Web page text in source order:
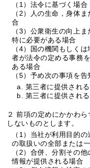
（1）法令に基づく場合
（2）人の生命，身体
合
（3）公衆衛生の向上
特に必要がある場合
（4）国の機関もしく
者が法令の定める事務
ある場合
（5）予め次の事項を
a. 第三者に提供され
b. 第三者に提供され
２ 前項の定めにかかわ
しないものとします。
（1）当社が利用目的
の取扱いの全部または
（2）合併、分割その
情報が提供される場合